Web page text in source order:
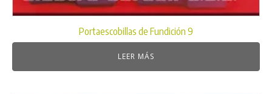
Portaescobillas de Fundición 9
LEER MÁS